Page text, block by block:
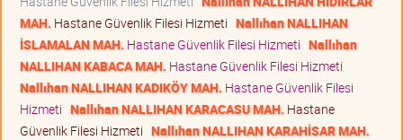
MAH. Hastane Güvenlik Filesi Hizmeti Nallıhan NALLIHAN
İSLAMALAN MAH. Hastane Güvenlik Filesi Hizmeti Nallıhan
NALLIHAN KABACA MAH. Hastane Güvenlik Filesi Hizmeti
Nallıhan NALLIHAN KADIKÖY MAH. Hastane Güvenlik Filesi
Hizmeti Nallıhan NALLIHAN KARACASU MAH. Hastane
Güvenlik Filesi Hizmeti Nallıhan NALLIHAN KARAHİSAR MAH.